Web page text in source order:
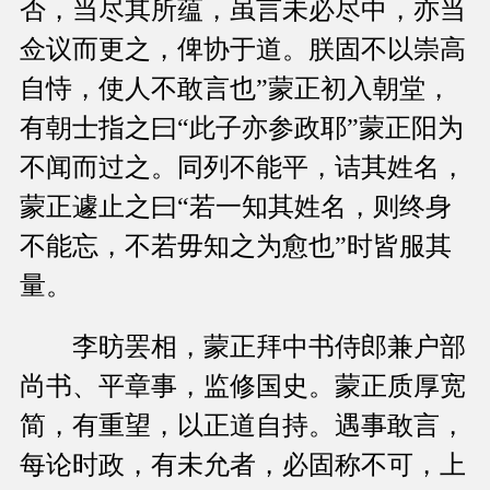
否，当尽其所蕴，虽言未必尽中，亦当
佥议而更之，俾协于道。朕固不以崇高
自恃，使人不敢言也”蒙正初入朝堂，
有朝士指之曰“此子亦参政耶”蒙正阳为
不闻而过之。同列不能平，诘其姓名，
蒙正遽止之曰“若一知其姓名，则终身
不能忘，不若毋知之为愈也”时皆服其
量。
李昉罢相，蒙正拜中书侍郎兼户部
尚书、平章事，监修国史。蒙正质厚宽
简，有重望，以正道自持。遇事敢言，
每论时政，有未允者，必固称不可，上